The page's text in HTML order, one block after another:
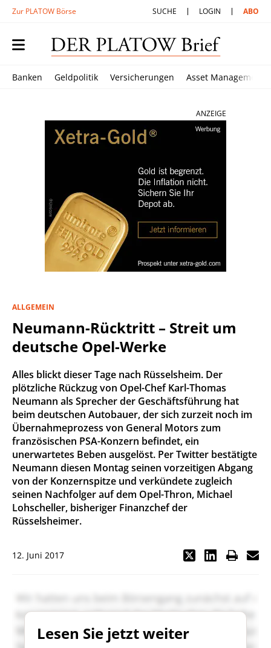
Zur PLATOW Börse SUCHE LOGIN ABO
Banken Geldpolitik Versicherungen Asset Management
ANZEIGE
ALLGEMEIN
Neumann-Rücktritt – Streit um
deutsche Opel-Werke
Alles blickt dieser Tage nach Rüsselsheim. Der
plötzliche Rückzug von Opel-Chef Karl-Thomas
Neumann als Sprecher der Geschäftsführung hat
beim deutschen Autobauer, der sich zurzeit noch im
Übernahmeprozess von General Motors zum
französischen PSA-Konzern befindet, ein
unerwartetes Beben ausgelöst. Per Twitter bestätigte
Neumann diesen Montag seinen vorzeitigen Abgang
von der Konzernspitze und verkündete zugleich
seinen Nachfolger auf dem Opel-Thron, Michael
Lohscheller, bisheriger Finanzchef der
Rüsselsheimer.
12. Juni 2017
Lesen Sie jetzt weiter